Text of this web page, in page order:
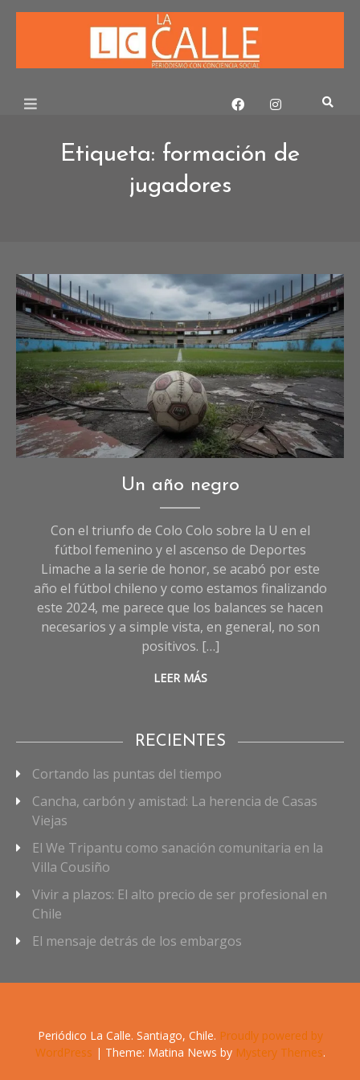
Skip
Etiqueta: formación de
jugadores
Deportes,
Opinión
Sociedad
Un año negro
Con el triunfo de Colo Colo sobre la U en el
fútbol femenino y el ascenso de Deportes
Limache a la serie de honor, se acabó por este
año el fútbol chileno y como estamos finalizando
este 2024, me parece que los balances se hacen
necesarios y a simple vista, en general, no son
positivos. […]
LEER MÁS
RECIENTES
Cortando las puntas del tiempo
Cancha, carbón y amistad: La herencia de Casas
Viejas
El We Tripantu como sanación comunitaria en la
Villa Cousiño
Vivir a plazos: El alto precio de ser profesional en
Chile
El mensaje detrás de los embargos
Periódico La Calle. Santiago, Chile. Proudly powered by
WordPress | Theme: Matina News by Mystery Themes.